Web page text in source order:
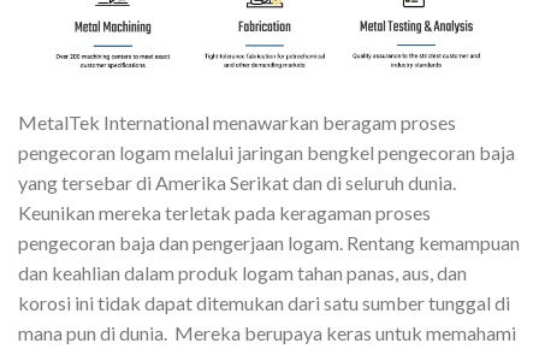
MetalTek International menawarkan beragam proses
pengecoran logam melalui jaringan bengkel pengecoran baja
yang tersebar di Amerika Serikat dan di seluruh dunia.
Keunikan mereka terletak pada keragaman proses
pengecoran baja dan pengerjaan logam. Rentang kemampuan
dan keahlian dalam produk logam tahan panas, aus, dan
korosi ini tidak dapat ditemukan dari satu sumber tunggal di
mana pun di dunia. Mereka berupaya keras untuk memahami